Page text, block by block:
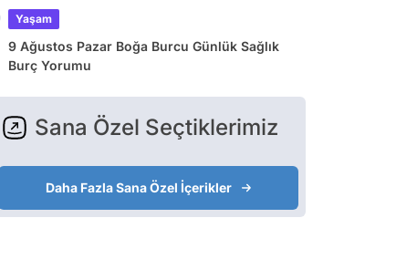
Yaşam
9 Ağustos Pazar Boğa Burcu Günlük Sağlık
Burç Yorumu
Sana Özel Seçtiklerimiz
Daha Fazla Sana Özel İçerikler